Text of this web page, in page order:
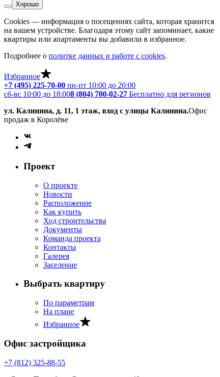
Хорошо
Cookies — информация о посещениях сайта, которая хранится
на вашем устройстве. Благодаря этому сайт запоминает, какие
квартиры или апартаменты вы добавили в избранное.
Подробнее о политке данных и работе с cookies.
Избранное
+7 (495) 225-70-00 пн-пт 10:00 до 20:00
сб-вс 10:00 до 18:008 (804) 700-02-27 Бесплатно для регионов
ул. Калинина, д. 11, 1 этаж, вход с улицы Калинина.Офис
продаж в Королёве
Проект
О проекте
Новости
Расположение
Как купить
Ход строительства
Документы
Команда проекта
Контакты
Галерея
Заселение
Выбрать квартиру
По параметрам
На плане
Избранное
Офис застройщика
+7 (812) 325‐88‐55